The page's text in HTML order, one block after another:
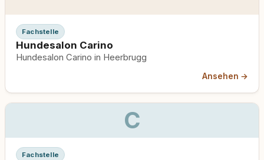
Fachstelle
Hundesalon Carino
Hundesalon Carino in Heerbrugg
Ansehen →
C
Fachstelle